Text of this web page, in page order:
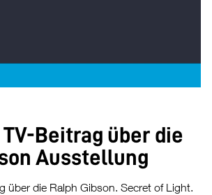
Beitrag über die
Ausstellung
über die Ralph Gibson. Secret of Light.